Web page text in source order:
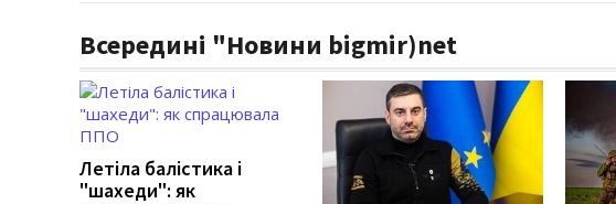
Всередині "Новини bigmir)net
Летіла балістика і
"шахеди": як